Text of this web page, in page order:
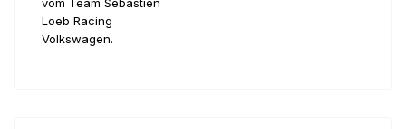
Loeb Racing
Volkswagen.